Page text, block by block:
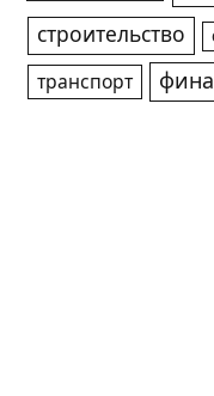
строительство
транспорт